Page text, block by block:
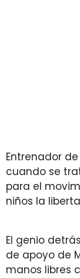
Entrenador
cuando se
para el
niños la
El genio
de apoyo de
manos libres